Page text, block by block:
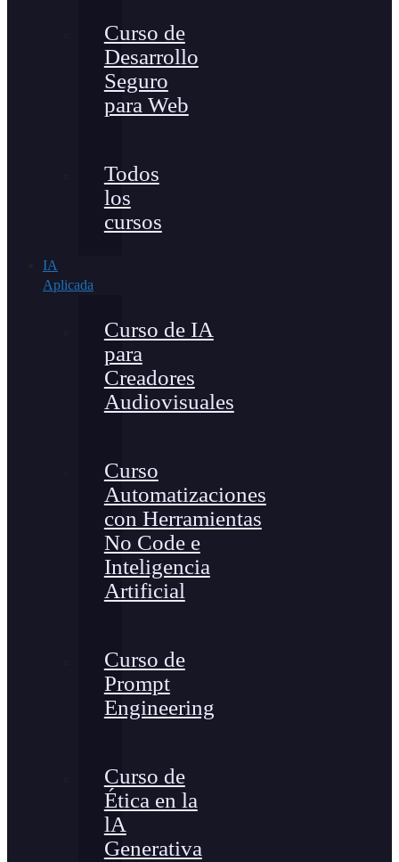
Curso de
Desarrollo
Seguro
para Web
Todos
los
cursos
IA
Aplicada
Curso de IA
para
Creadores
Audiovisuales
Curso
Automatizaciones
con Herramientas
No Code e
Inteligencia
Artificial
Curso de
Prompt
Engineering
Curso de
Ética en la
lA
Generativa